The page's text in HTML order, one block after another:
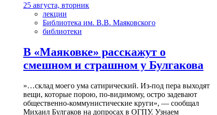
25 августа, вторник
лекции
Библиотека им. В.В. Маяковского
библиотеки
В «Маяковке» расскажут о
смешном и страшном у Булгакова
»…склад моего ума сатирический. Из-под пера выходят
вещи, которые порою, по-видимому, остро задевают
общественно-коммунистические круги», — сообщал
Михаил Булгаков на допросах в ОГПУ. Узнаем